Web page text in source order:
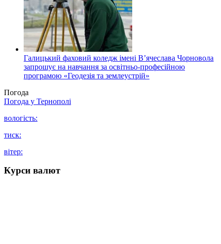
Галицький фаховий коледж імені В’ячеслава Чорновола
запрошує на навчання за освітньо-професійною
програмою «Геодезія та землеустрій»
Погода
Погода у Тернополі
вологість:
тиск:
вітер:
Курси валют